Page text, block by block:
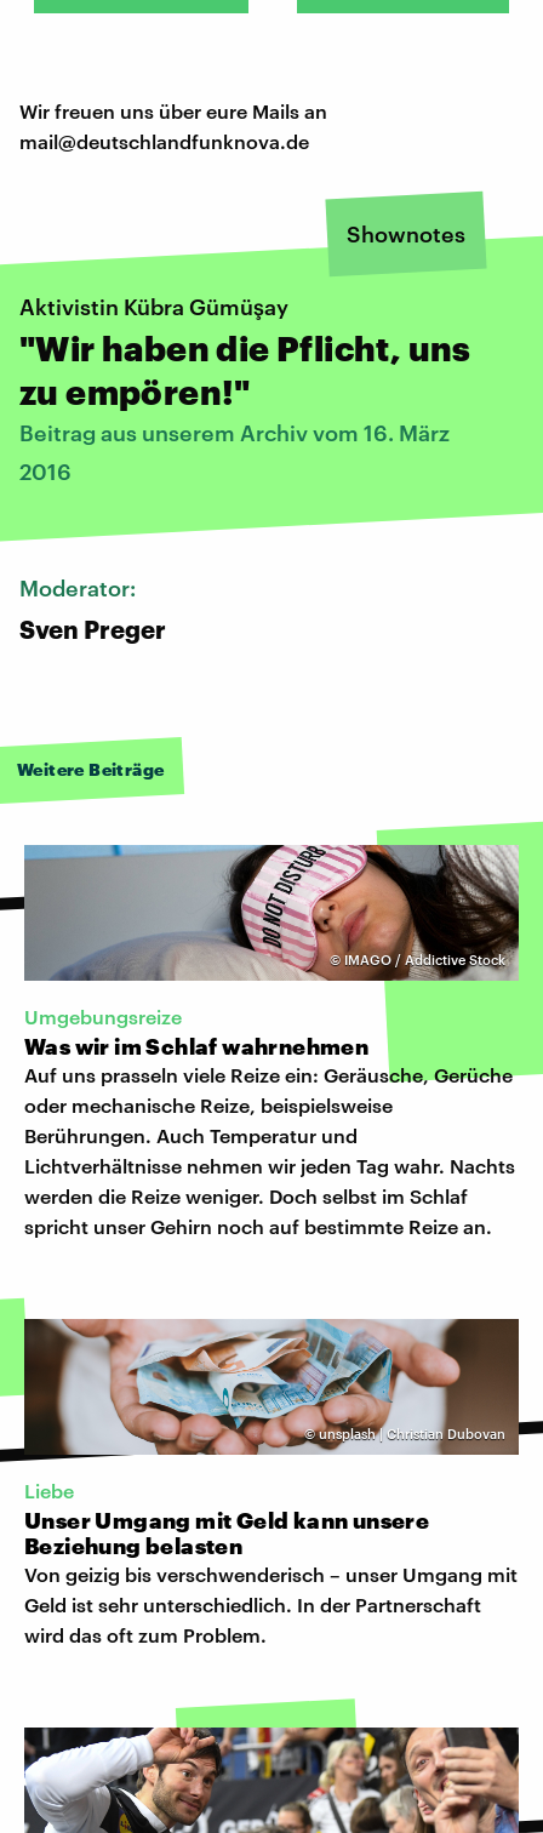
Wir freuen uns über eure Mails an
mail@deutschlandfunknova.de
Shownotes
Aktivistin Kübra Gümüşay
"Wir haben die Pflicht, uns
zu empören!"
Beitrag aus unserem Archiv vom 16. März
2016
Moderator:
Sven Preger
Weitere Beiträge
© IMAGO / Addictive Stock
Umgebungsreize
Was wir im Schlaf wahrnehmen
Auf uns prasseln viele Reize ein: Geräusche, Gerüche
oder mechanische Reize, beispielsweise
Berührungen. Auch Temperatur und
Lichtverhältnisse nehmen wir jeden Tag wahr. Nachts
werden die Reize weniger. Doch selbst im Schlaf
spricht unser Gehirn noch auf bestimmte Reize an.
©unsplash | Christian Dubovan
Liebe
Unser Umgang mit Geld kann unsere
Beziehung belasten
Von geizig bis verschwenderisch – unser Umgang mit
Geld ist sehr unterschiedlich. In der Partnerschaft
wird das oft zum Problem.